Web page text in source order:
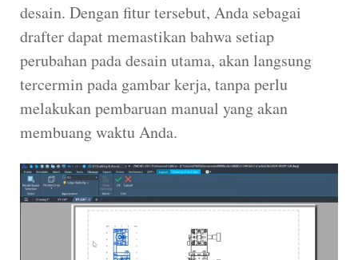
desain. Dengan fitur tersebut, Anda sebagai
drafter dapat memastikan bahwa setiap
perubahan pada desain utama, akan langsung
tercermin pada gambar kerja, tanpa perlu
melakukan pembaruan manual yang akan
membuang waktu Anda.